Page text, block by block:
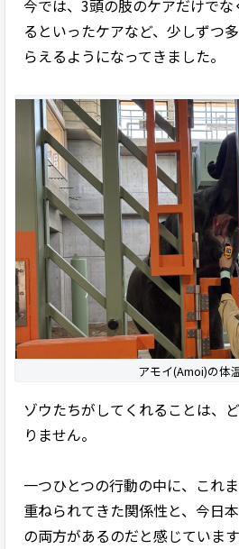
今では、3頭の肢のケアだけで
るといったケアなど、少しずつ
らえるようになってきました。
アモイ(Amoi)の体
ゾウたちがしてくれることは、
りません。
一つひとつの行動の中に、これ
重ねられてきた関係性と、今日
の両方があるのだと感じています